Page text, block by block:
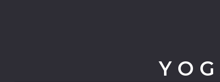
Y O